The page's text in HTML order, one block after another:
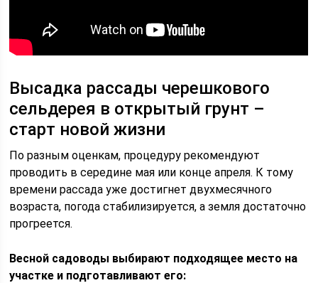
Высадка рассады черешкового
сельдерея в открытый грунт –
старт новой жизни
По разным оценкам, процедуру рекомендуют
проводить в середине мая или конце апреля. К тому
времени рассада уже достигнет двухмесячного
возраста, погода стабилизируется, а земля достаточно
прогреется.
Весной садоводы выбирают подходящее место на
участке и подготавливают его: